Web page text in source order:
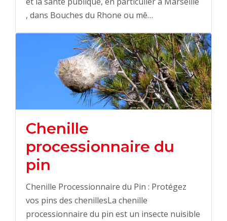
, dans Bouches du Rhone ou mê…
Chenille
processionnaire du
pin
Chenille Processionnaire du Pin : Protégez
vos pins des chenillesLa chenille
processionnaire du pin est un insecte nuisible